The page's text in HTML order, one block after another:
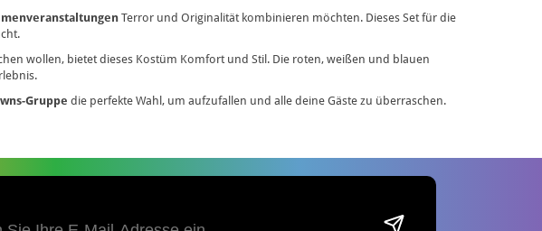
Terror und Originalität kombinieren möchten. Dieses Set für die
wollen, bietet dieses Kostüm Komfort und Stil. Die roten, weißen und blauen
Gruppe die perfekte Wahl, um aufzufallen und alle deine Gäste zu überraschen.